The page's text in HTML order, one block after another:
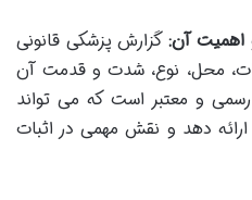
اهمیت آن: گزارش پزشکی قانونی
محل، نوع، شدت و قدمت آن
و معتبر است که می تواند
دهد و نقش مهمی در اثبات